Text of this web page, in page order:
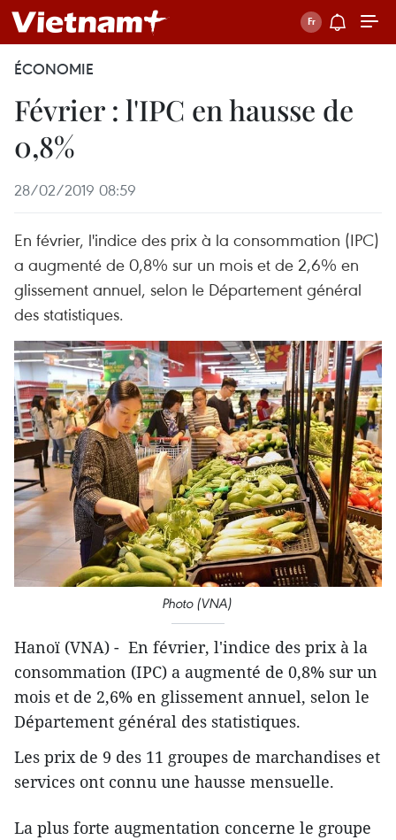
ÉCONOMIE
Février : l'IPC en hausse de
0,8%
28/02/2019 08:59
En février, l'indice des prix à la consommation (IPC)
a augmenté de 0,8% sur un mois et de ​2,6% en
glissement annuel, selon le Département général
des statistiques.
Photo (VNA)
Hanoï (VNA) - En février, l'indice des prix à la
consommation (IPC) a augmenté de 0,8% sur un
mois et de 2,6% en glissement annuel, selon le
Département général des statistiques.
Les prix de 9 des 11 groupes de marchandises et
services ont connu une hausse mensuelle.
La plus forte augmentation concerne le groupe